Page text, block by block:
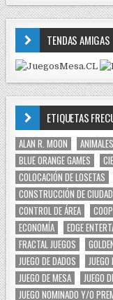
TENDAS AMIGAS
ETIQUETAS
ALAN R. MOON ANIMALES
BLUE ORANGE GAMES
COLOCACIÓN DE LOSETAS
CONSTRUCCIÓN DE
CONTROL DE ÁREA
ECONOMÍA
EDGE
FRACTAL JUEGOS
JUEGO DE DADOS
JUEGO DE MESA
JUEGO
JUEGO NOMINADO Y/O